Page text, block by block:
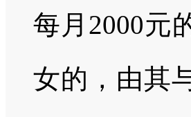
每月2000元
女的，由其